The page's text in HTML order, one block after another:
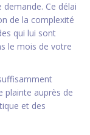
Ce délai
de la complexité
qui lui sont
le mois de votre
plainte auprès de
et des